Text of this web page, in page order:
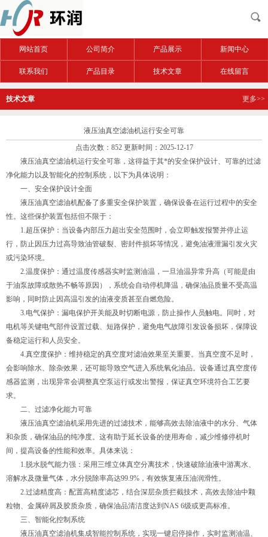
网站首页 公司简介 产品展示 新闻中心
联系我们 产品目录 技术文章 在线留言
技术文章 更多>>
液压油真空滤油机运行安全可靠
点击次数：852 更新时间：2025-12-17
液压油真空滤油机运行安全可靠，这得益于其*的安全保护设计、可靠的过滤
净化能力以及智能化的控制系统，以下为具体说明：
一、安全保护设计全面
液压油真空滤油机配备了多重安全保护装置，确保设备在运行过程中的安全
性。这些保护装置包括但不限于：
1.超压保护：当设备内部压力超出安全范围时，会立即触发报警并停止运
行，防止因压力过高导致油管破裂、密封件损坏等情况，避免油液泄漏引发火灾
或污染环境。
2.温度保护：通过温度传感器实时监测油温，一旦油温异常升高（可能是由
于油泵故障或散热不畅等原因），系统会自动停机降温，确保油品质量不受高温
影响，同时防止因高温引发的油液变质甚至自燃危险。
3.电气保护：漏电保护开关能及时切断电源，防止操作人员触电。同时，对
电机等关键电气部件设置过载、短路保护，避免电气故障引发设备损坏，保障设
备稳定运行和人员安全。
4.真空度保护：维持稳定的真空度对滤油效果至关重要。当真空度不足时，
会影响除水、除杂效果，还可能导致空气进入系统氧化油品。设备通过真空度传
感器监测，出现异常会调整真空泵运行或发出警报，保证真空环境符合工艺要
求。
二、过滤净化能力可靠
液压油真空滤油机采用先进的过滤技术，能够高效去除油液中的水分、气体
和杂质，确保油品的纯净度。这有助于延长设备的使用寿命，减少维修停机时
间，提高设备的性能和效率。具体来说：
1.脱水脱气能力强：采用三维立体真空分离技术，快速破除油液中游离水、
溶解水及微量气体，水分脱除率高达99.9%，有效恢复液压油润滑性。
2.过滤精度高：配置高精度滤芯，结合深层杂质拦截技术，高效去除油中颗
粒物、金属碎屑及胶质杂质，确保油品清洁度达到NAS 6级或更高标准。
三、智能化控制系统
液压油真空滤油机集成智能控制系统，实现一键启停操作，实时监测油温、